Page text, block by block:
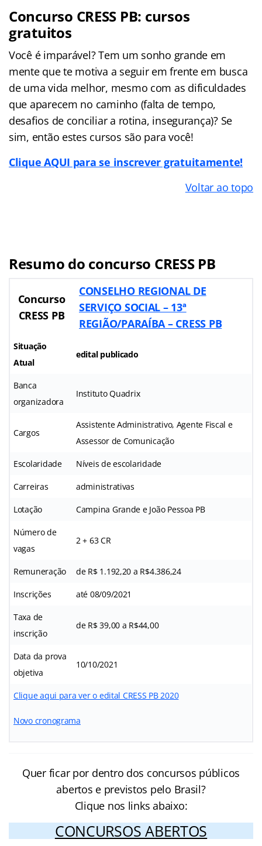
Concurso CRESS PB: cursos
gratuitos
Você é imparável? Tem um sonho grande em
mente que te motiva a seguir em frente em busca
de uma vida melhor, mesmo com as dificuldades
que aparecem no caminho (falta de tempo,
desafios de conciliar a rotina, insegurança)? Se
sim, então estes cursos são para você!
Clique AQUI para se inscrever gratuitamente!
Voltar ao topo
Resumo do concurso CRESS PB
Concurso
CRESS PB
CONSELHO REGIONAL DE
SERVIÇO SOCIAL – 13ª
REGIÃO/PARAÍBA – CRESS PB
Situação
Atual
edital publicado
Banca
organizadora
Instituto Quadrix
Cargos
Assistente Administrativo, Agente Fiscal e
Assessor de Comunicação
Escolaridade Níveis de escolaridade
Carreiras administrativas
Lotação Campina Grande e João Pessoa PB
Número de
vagas
2 + 63 CR
Remuneração de R$ 1.192,20 a R$4.386,24
Inscrições até 08/09/2021
Taxa de
inscrição
de R$ 39,00 a R$44,00
Data da prova
objetiva
10/10/2021
Clique aqui para ver o edital CRESS PB 2020
Novo cronograma
Quer ficar por dentro dos concursos públicos
abertos e previstos pelo Brasil?
Clique nos links abaixo:
CONCURSOS ABERTOS